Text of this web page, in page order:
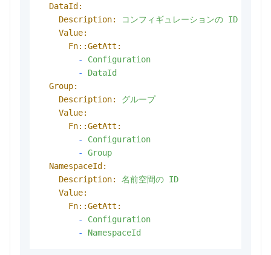
DataId:
Description:
コンフィギュレーションの ID
Value:
Fn::GetAtt:
-
Configuration
-
DataId
Group:
Description:
グループ
Value:
Fn::GetAtt:
-
Configuration
-
Group
NamespaceId:
Description:
名前空間の ID
Value:
Fn::GetAtt:
-
Configuration
-
NamespaceId